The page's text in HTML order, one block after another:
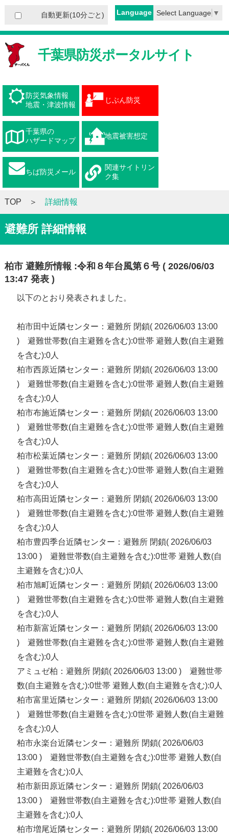
自動更新(10分ごと) Language Select Language ▼
千葉県防災ポータルサイト
防災気象情報
地震・津波情報
じぶん防災
千葉県の
ハザードマップ
地震被害想定
ちば防災メール
関連サイトリン
ク集
TOP 詳細情報
避難所 詳細情報
柏市 避難所情報 :令和８年台風第６号 ( 2026/06/03
13:47 発表 )
以下のとおり発表されました。
柏市田中近隣センター：避難所 閉鎖( 2026/06/03 13:00
) 避難世帯数(自主避難を含む):0世帯 避難人数(自主避難
を含む):0人
柏市西原近隣センター：避難所 閉鎖( 2026/06/03 13:00
) 避難世帯数(自主避難を含む):0世帯 避難人数(自主避難
を含む):0人
柏市布施近隣センター：避難所 閉鎖( 2026/06/03 13:00
) 避難世帯数(自主避難を含む):0世帯 避難人数(自主避難
を含む):0人
柏市松葉近隣センター：避難所 閉鎖( 2026/06/03 13:00
) 避難世帯数(自主避難を含む):0世帯 避難人数(自主避難
を含む):0人
柏市高田近隣センター：避難所 閉鎖( 2026/06/03 13:00
) 避難世帯数(自主避難を含む):0世帯 避難人数(自主避難
を含む):0人
柏市豊四季台近隣センター：避難所 閉鎖( 2026/06/03
13:00 ) 避難世帯数(自主避難を含む):0世帯 避難人数(自
主避難を含む):0人
柏市旭町近隣センター：避難所 閉鎖( 2026/06/03 13:00
) 避難世帯数(自主避難を含む):0世帯 避難人数(自主避難
を含む):0人
柏市新富近隣センター：避難所 閉鎖( 2026/06/03 13:00
) 避難世帯数(自主避難を含む):0世帯 避難人数(自主避難
を含む):0人
アミュゼ柏：避難所 閉鎖( 2026/06/03 13:00 ) 避難世帯
数(自主避難を含む):0世帯 避難人数(自主避難を含む):0人
柏市富里近隣センター：避難所 閉鎖( 2026/06/03 13:00
) 避難世帯数(自主避難を含む):0世帯 避難人数(自主避難
を含む):0人
柏市永楽台近隣センター：避難所 閉鎖( 2026/06/03
13:00 ) 避難世帯数(自主避難を含む):0世帯 避難人数(自
主避難を含む):0人
柏市新田原近隣センター：避難所 閉鎖( 2026/06/03
13:00 ) 避難世帯数(自主避難を含む):0世帯 避難人数(自
主避難を含む):0人
柏市増尾近隣センター：避難所 閉鎖( 2026/06/03 13:00